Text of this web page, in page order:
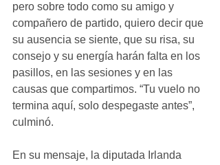
pero sobre todo como su amigo y
compañero de partido, quiero decir que
su ausencia se siente, que su risa, su
consejo y su energía harán falta en los
pasillos, en las sesiones y en las
causas que compartimos. “Tu vuelo no
termina aquí, solo despegaste antes”,
culminó.
En su mensaje, la diputada Irlanda